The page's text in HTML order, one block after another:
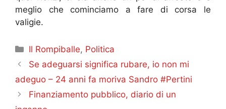
meglio che cominciamo a fare di corsa le
valigie.
Categorie
Il Rompiballe, Politica
Se adeguarsi significa rubare, io non mi
adeguo – 24 anni fa moriva Sandro #Pertini
Finanziamento pubblico, diario di un